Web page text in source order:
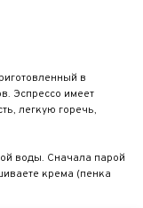
в
Эспрессо имеет
легкую горечь,
воды. Сначала парой
крема (пенка